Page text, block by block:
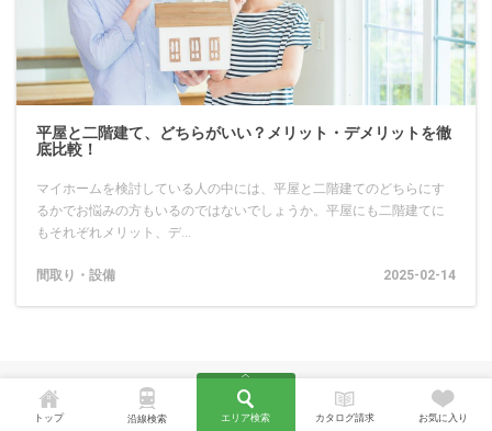
トップ 沿線検索 エリア検索 カタログ請求 お気に入り
平屋と二階建て、どちらがいい？メリット・デメリットを徹
底比較！
マイホームを検討している人の中には、平屋と二階建てのどちらにす
るかでお悩みの方もいるのではないでしょうか。平屋にも二階建てに
もそれぞれメリット、デ...
間取り・設備 2025-02-14